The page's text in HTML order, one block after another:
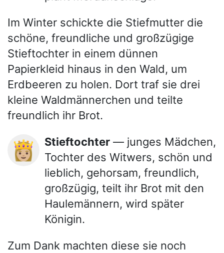
Im Winter schickte die Stiefmutter die
schöne, freundliche und großzügige
Stieftochter in einem dünnen
Papierkleid hinaus in den Wald, um
Erdbeeren zu holen. Dort traf sie drei
kleine Waldmännerchen und teilte
freundlich ihr Brot.
👸🏼 Stieftochter — junges Mädchen,
Tochter des Witwers, schön und
lieblich, gehorsam, freundlich,
großzügig, teilt ihr Brot mit den
Haulemännern, wird später
Königin.
Zum Dank machten diese sie noch